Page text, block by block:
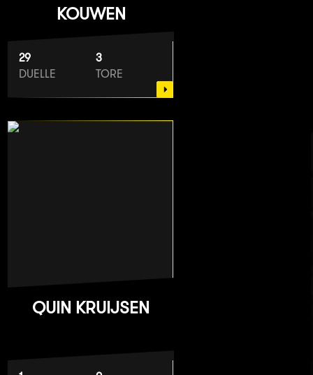
KOUWEN
29
DUELLE
3
TORE
QUIN KRUIJSEN